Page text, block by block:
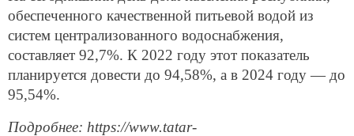
обеспеченного качественной питьевой водой из
систем централизованного водоснабжения,
составляет 92,7%. К 2022 году этот показатель
планируется довести до 94,58%, а в 2024 году — до
95,54%.
Подробнее: https://www.tatar-